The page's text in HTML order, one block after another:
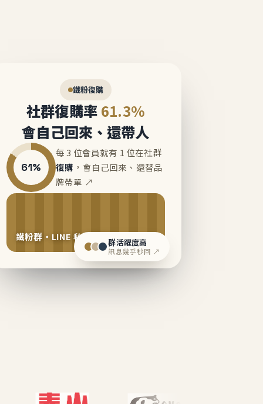
鐵粉復購
社群復購率 61.3%
會自己回來、還帶人
61%
每 3 位會員就有 1 位在社群
復購 ，會自己回來、還替品
牌帶單 ↗
鐵粉群・LINE 私域運營中群活躍度高
訊息幾乎秒回 ↗